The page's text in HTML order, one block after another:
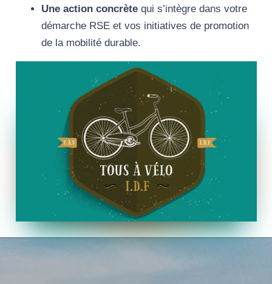
Une action concrète qui s’intègre dans votre
démarche RSE et vos initiatives de promotion
de la mobilité durable.